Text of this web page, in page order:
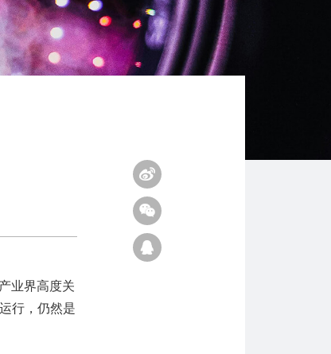
业界高度关
行，仍然是